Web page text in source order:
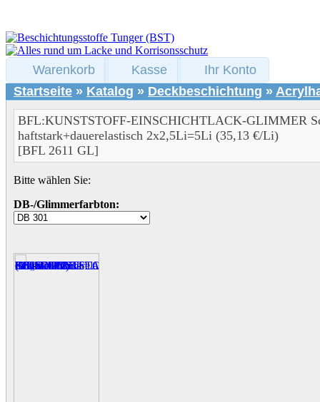
Warenkorb Kasse
Ihr Konto
Startseite » Katalog » Deckbeschichtung »
BFL:KUNSTSTOFF-EINSCHICHTLACK-GLIMMER
haftstark+dauerelastisch 2x2,5Li=5Li (35,13 €/Li)
[BFL 2611 GL]
Bitte wählen Sie:
DB-/Glimmerfarbton: